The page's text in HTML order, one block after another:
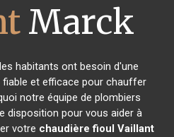
Marck
habitants ont besoin d'une
fiable et efficace pour chauffer
notre équipe de plombiers
disposition pour vous aider à
votre chaudière fioul Vaillant